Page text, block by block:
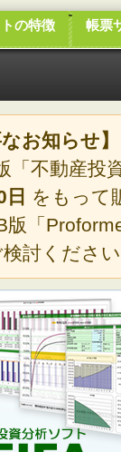
ソフトです。
の特徴 帳票
なお知らせ】
「不動産投
日 をもって
版「
検討くださ